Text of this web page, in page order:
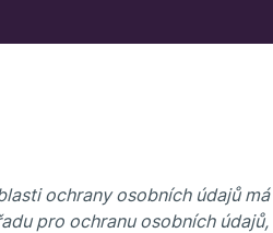
ochrany osobních údajů
pro ochranu osobních